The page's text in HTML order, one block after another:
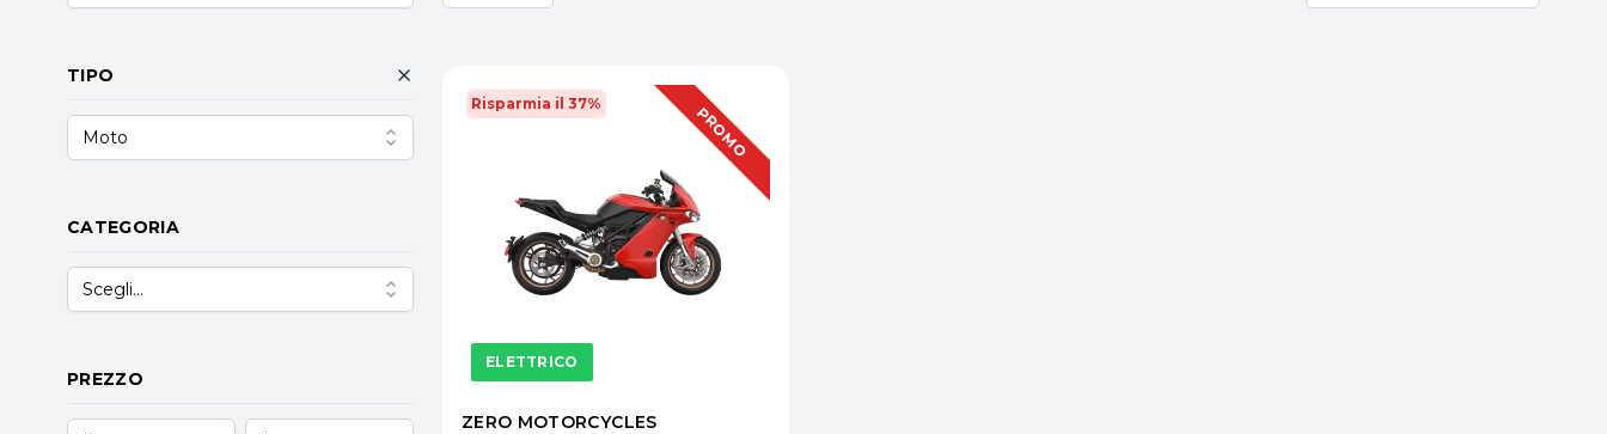
TIPO
Moto
CATEGORIA
Scegli...
PREZZO
OFFERTA
PROMO
Risparmia il 37%
ELETTRICO
ZERO MOTORCYCLES